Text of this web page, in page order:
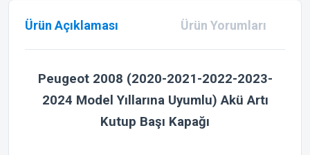
Ürün Açıklaması Ürün Yorumları
Peugeot 2008 (2020-2021-2022-2023-
2024 Model Yıllarına Uyumlu)Akü Artı
Kutup Başı Kapağı